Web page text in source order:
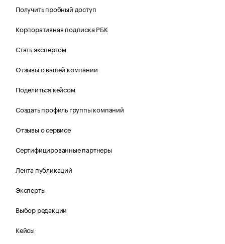
Получить пробный доступ
Корпоративная подписка РБК
Стать экспертом
Отзывы о вашей компании
Поделиться кейсом
Создать профиль группы компаний
Отзывы о сервисе
Сертифицированные партнеры
Лента публикаций
Эксперты
Выбор редакции
Кейсы